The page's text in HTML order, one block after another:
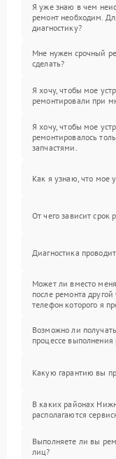
Я уже знаю в чем
ремонт необходим.
диагностику?
Мне нужен срочный
сделать?
Я хочу, чтобы мое
ремонтировали при
Я хочу, чтобы мое
ремонтировалось
запчастями.
Как я узнаю, что мое
От чего зависит срок
Диагностика
Может ли вместо
после ремонта
телефон которого я
Возможно ли
процессе
Какую гарантию вы
В каких районах
располагаются
Выполняете ли вы
лиц?